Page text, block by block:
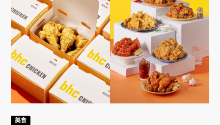
美食